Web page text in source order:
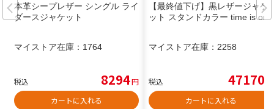
本革シープレザー シングル ライ
ダースジャケット
マイストア在庫： 1764
税込 8294円
カートに入れる
【最終値下げ】黒レザージャケ
ット スタンドカラー time is on
マイストア在庫： 2258
税込 47170
カートに入れる